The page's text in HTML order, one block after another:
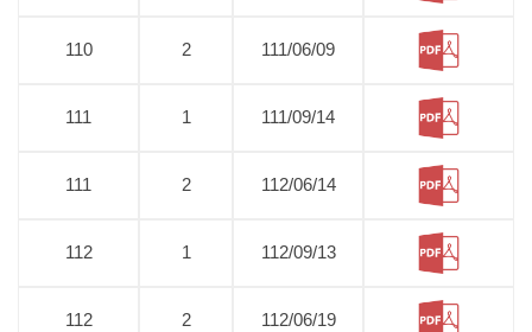
110 2 111/06/09
111 1 111/09/14
111 2 112/06/14
112 1 112/09/13
112 2 112/06/19